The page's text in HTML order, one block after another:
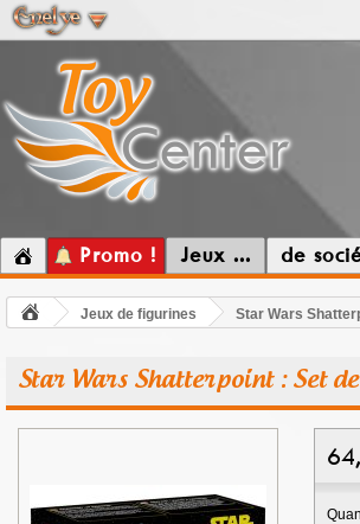
Promo ! Jeux ... de
Jeux de figurines Star Wars
Star Wars Shatterpoint : Set